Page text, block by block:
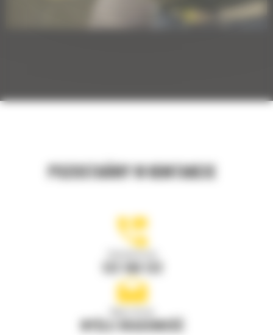
POZOSTAŃMY W KONTAKCIE
Zadzwoń do nas
122 100 122
Napisz do nas
WYŚLIJ WIADOMOŚĆ